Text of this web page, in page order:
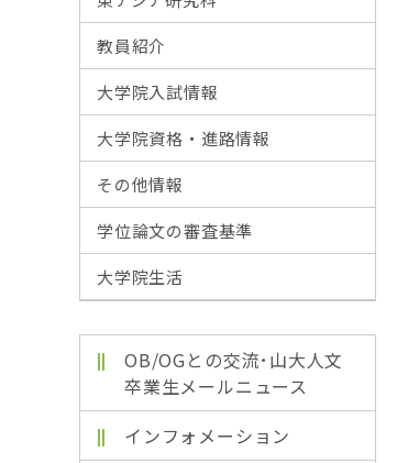
教員紹介
大学院入試情報
大学院資格・進路情報
その他情報
学位論文の審査基準
大学院生活
OB/OGとの交流･山大人文
卒業生メールニュース
インフォメーション